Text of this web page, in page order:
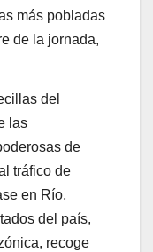
más pobladas
de la jornada,
del
las
de
tráfico de
en Río,
del país,
recoge